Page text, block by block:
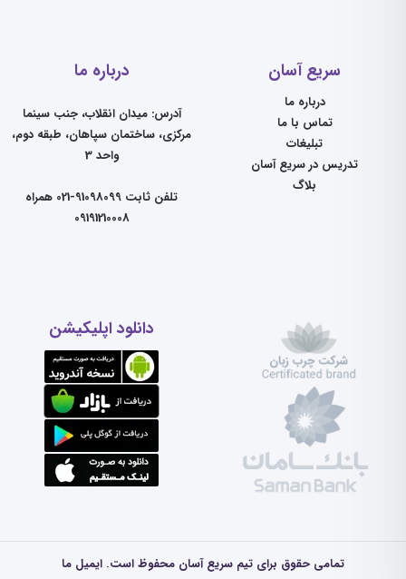
سریع آسان
درباره ما
تماس با ما
تبلیغات
تدریس در سریع آسان
بلاگ
درباره ما
آدرس: میدان انقلاب، جنب سینما
مرکزی، ساختمان سپاهان، طبقه دوم،
واحد 3
تلفن ثابت 91098099-021 همراه
09191210008
دانلود اپلیکیشن
تمامی حقوق برای تیم سریع آسان محفوظ است. ایمیل ما